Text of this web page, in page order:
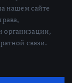
нашем сайте
связи.